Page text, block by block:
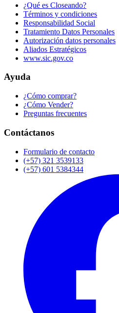
¿Qué es Closeando?
Términos y condiciones
Responsabilidad Social
Tratamiento Datos Personales
Autorización datos personales
Aliados Estratégicos
www.sic.gov.co
Ayuda
¿Cómo comprar?
¿Cómo Vender?
Preguntas frecuentes
Contáctanos
Formulario de contacto
(+57) 321 3539133
(+57) 601 5384344